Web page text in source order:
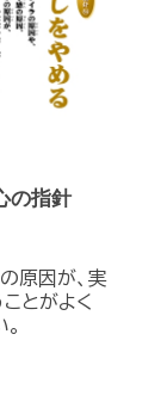
の指針
原因が、実
とがよく